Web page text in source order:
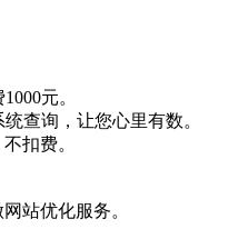
元。
查询，让您心里有数。
扣费。
站优化服务。